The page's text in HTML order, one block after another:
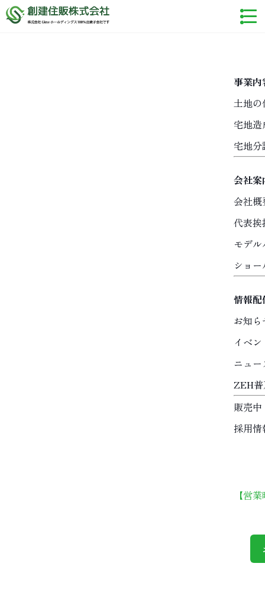
事業内
土地の
宅地造
宅地
会社案
会社概
代表挨
モデ
ショ
情報配
お知ら
イベン
ニュ
ZEH
販売
採用情
【営